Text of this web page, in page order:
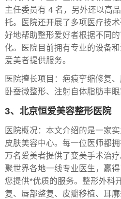
主任委员有 4 名，另外还以高
托。医院还开展了多项医疗技
好地帮助整形爱好者根据不同
化。医院目前拥有专业的设备
爱美者提供服务。
医院擅长项目：疤痕挛缩修复
卧蚕微整形、注射自体脂肪丰
3、北京恒爱美容整形医院
医院概况：本文介绍的是一家
皮肤美容中心。每一位医师都
万名爱美者提供了变美手术治
聚世界各地一线专业医生，赢
您提供*优质的服务。整形外科
复、唇部整复、皮瓣移植、耳